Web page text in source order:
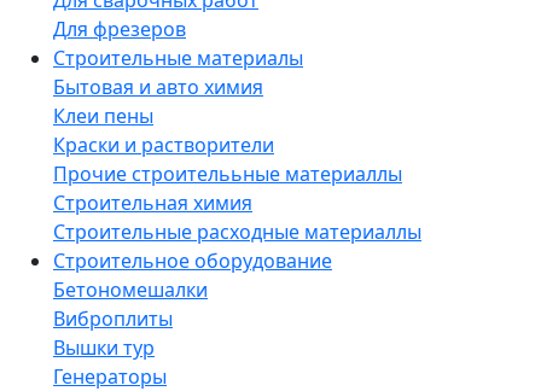
Для фрезеров
Строительные материалы
Бытовая и авто химия
Клеи пены
Краски и растворители
Прочие строителььные материаллы
Строительная химия
Строительные расходные материаллы
Строительное оборудование
Бетономешалки
Виброплиты
Вышки тур
Генераторы